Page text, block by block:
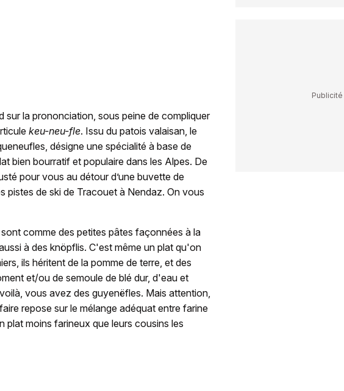
sur la prononciation, sous peine de compliquer
keu-neu-fle. Issu du patois valaisan, le
désigne une spécialité à base de
bien bourratif et populaire dans les Alpes. De
pour vous au détour d’une buvette de
pistes de ski de Tracouet à Nendaz. On vous
comme des petites pâtes façonnées à la
à des knöpflis. C'est même un plat qu'on
ils héritent de la pomme de terre, et des
et/ou de semoule de blé dur, d'eau et
vous avez des guyenëfles. Mais attention,
repose sur le mélange adéquat entre farine
moins farineux que leurs cousins les